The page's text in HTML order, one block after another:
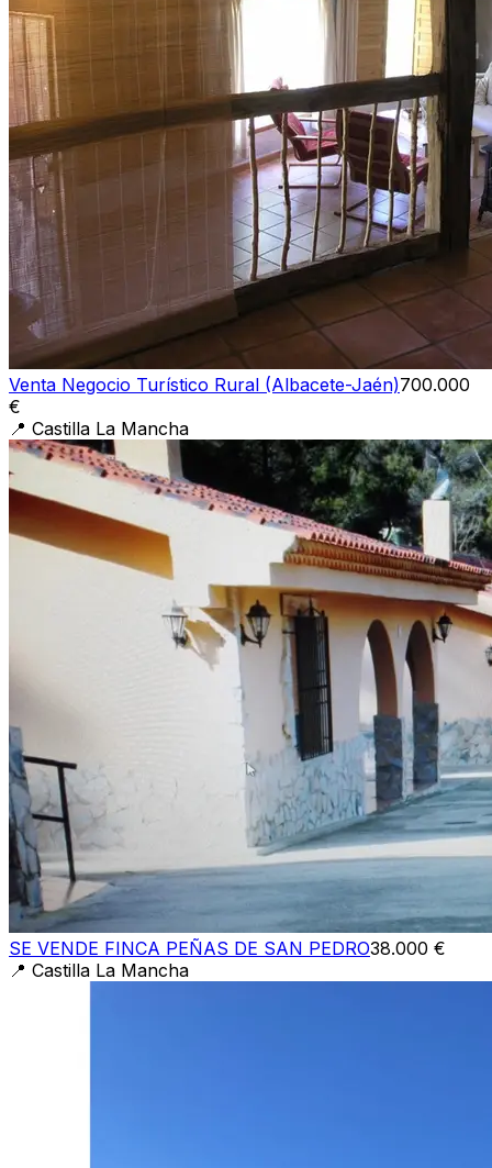
Venta Negocio Turístico Rural (Albacete-Jaén)700.000
€
📍 Castilla La Mancha
SE VENDE FINCA PEÑAS DE SAN PEDRO38.000 €
📍 Castilla La Mancha